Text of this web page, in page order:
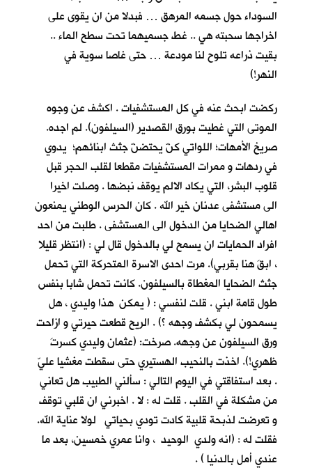
السوداء حول جسمه المرهق … فبدلا من ان يقوى على
اخراجها سحبته هي .. غط جسميهما تحت سطح الماء ..
بقيت ذراعه تلوح لنا مودعة … حتى غاصا سوية في
النهر!)
ركضت ابحث عنه في كل المستشفيات . اكشف عن وجوه
الموتى التي غطيت بورق القصدير (السيلفون). لم اجده.
صريخ الأمهات؛ اللواتي كنّ يحتضنّ جثث ابنائهم؛ يدوي
في ردهات و ممرات المستشفيات مقطعا لقلب الحجر قبل
قلوب البشر، التي يكاد الالم يوقف نبضها . وصلت اخيرا
الى مستشفى عدنان خير الله . كان الحرس الوطني يمنعون
اهالي الضحايا من الدخول الى المستشفى . طلبت من احد
افراد الحمايات ان يسمح لي بالدخول قال لي : (انتظر قليلا
، ابقَ هنا بقربي). مرت احدى الاسرة المتحركة التي تحمل
جثث الضحايا المغطاة بالسيلفون. كانت تحمل شابا بنفس
طول قامة ابني . قلت لنفسي : ( يمكن هذا وليدي ، هل
يسمحون لي بكشف وجهه ؟) . الريح قطعت حيرتي و ازاحت
ورق السيلفون عن وجهه. صرخت: (عثمان وليدي كسرتَ
ظهري!). اخذت بالنحيب الهستيري حتى سقطت مغشيا عليّ
. بعد استفاقتي في اليوم التالي : سألني الطبيب هل تعاني
من مشكلة في القلب . قلت له : لا . اخبرني ان قلبي توقف
و تعرضت لذبحة قلبية كادت تودي بحياتي لولا عناية الله.
فقلت له : (انه ولدي الوحيد ، وانا عمري خمسين، بعد ما
عندي أمل بالدنيا ) .